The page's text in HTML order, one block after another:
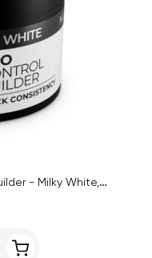
PALU UV/LED Gel Pro Cotrol Builder - Milky White, 45g